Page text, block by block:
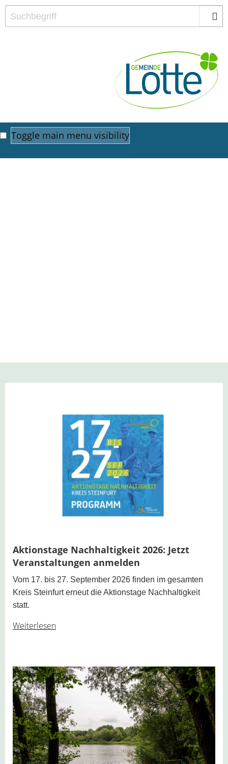
Toggle main menu visibility
Aktionstage Nachhaltigkeit 2026: Jetzt
Veranstaltungen anmelden
Vom 17. bis 27. September 2026 finden im gesamten
Kreis Steinfurt erneut die Aktionstage Nachhaltigkeit
statt.
Weiterlesen